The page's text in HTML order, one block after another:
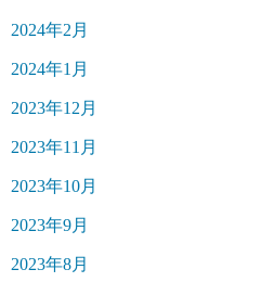
2024年2月
2024年1月
2023年12月
2023年11月
2023年10月
2023年9月
2023年8月